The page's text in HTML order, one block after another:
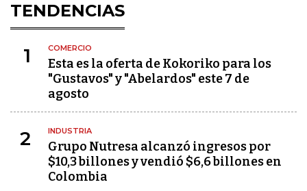
TENDENCIAS
1 COMERCIO
Esta es la oferta de Kokoriko para los
"Gustavos" y "Abelardos" este 7 de
agosto
2 INDUSTRIA
Grupo Nutresa alcanzó ingresos por
$10,3 billones y vendió $6,6 billones en
Colombia